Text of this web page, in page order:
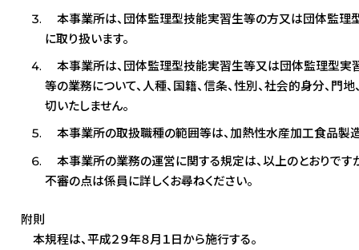
本事業所は、団体監理型技能実習生等の方又は団体監理
に取り扱います。
本事業所は、団体監理型技能実習生等又は団体監理型実
等の業務について、人種、国籍、信条、性別、社会的身分、
切いたしません。
本事業所の取扱職種の範囲等は、加熱性水産加工食品製
本事業所の業務の運営に関する規定は、以上のとおりです
不審の点は係員に詳しくお尋ねください。
附則
本規程は、平成２９年８月１日から施行する。